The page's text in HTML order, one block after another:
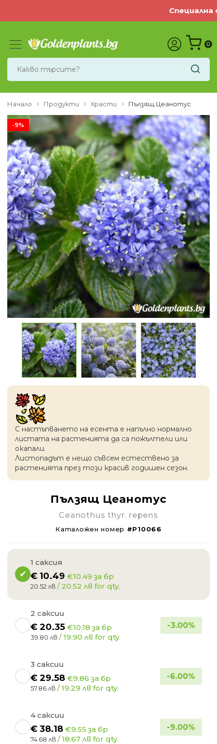
Специална
0
Начало Продукти Храсти Пълзящ Цеанотус
-9%
С настъпването на есентa е напълно нормално
листата на растенията да са пожълтели или
окапaли.
Листопадът е нещо съвсем естествено за
растенията през този красив годишен сезон.
Пълзящ Цеанотус
Ceanothus thyr. repens
Каталожен номер #P10066
1 саксия
€ 10.49 €10.49 за бр
20.52 лв / 20.52 лв for qty.
2 саксии
€ 20.35 €10.18 за бр
39.80 лв / 19.90 лв for qty.
-3.00%
3 саксии
€ 29.58 €9.86 за бр
57.86 лв / 19.29 лв for qty.
-6.00%
4 саксии
€ 38.18 €9.55 за бр
74.68 лв / 18.67 лв for qty.
-9.00%